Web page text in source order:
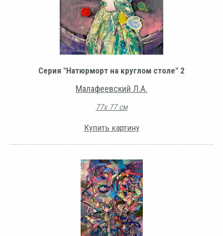
Серия "Натюрморт на круглом столе" 2
Малафеевский Л.А.
77х 77 см
Купить картину